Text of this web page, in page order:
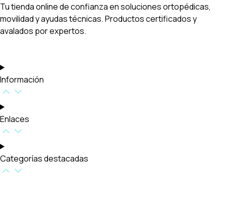
Tu tienda online de confianza en soluciones ortopédicas,
movilidad y ayudas técnicas. Productos certificados y
avalados por expertos.
Información
Enlaces
Categorías destacadas​